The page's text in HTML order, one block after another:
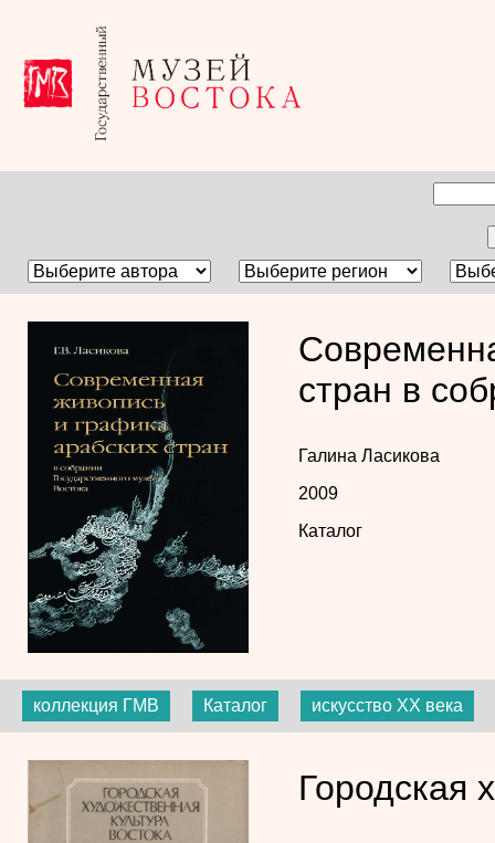
стран в
Галина Ласикова
2009
Каталог
коллекция ГМВ Каталог искусство XX века
Городская